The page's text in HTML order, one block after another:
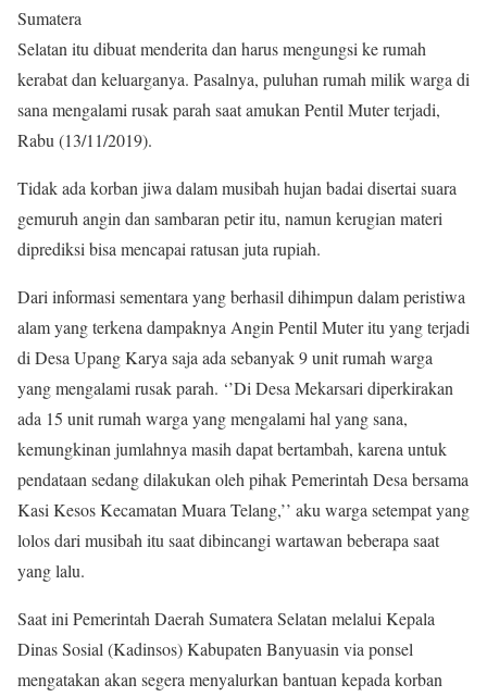
Sumatera
Selatan itu dibuat menderita dan harus mengungsi ke rumah
kerabat dan keluarganya. Pasalnya, puluhan rumah milik warga di
sana mengalami rusak parah saat amukan Pentil Muter terjadi,
Rabu (13/11/2019).
Tidak ada korban jiwa dalam musibah hujan badai disertai suara
gemuruh angin dan sambaran petir itu, namun kerugian materi
diprediksi bisa mencapai ratusan juta rupiah.
Dari informasi sementara yang berhasil dihimpun dalam peristiwa
alam yang terkena dampaknya Angin Pentil Muter itu yang terjadi
di Desa Upang Karya saja ada sebanyak 9 unit rumah warga
yang mengalami rusak parah. ‘’Di Desa Mekarsari diperkirakan
ada 15 unit rumah warga yang mengalami hal yang sana,
kemungkinan jumlahnya masih dapat bertambah, karena untuk
pendataan sedang dilakukan oleh pihak Pemerintah Desa bersama
Kasi Kesos Kecamatan Muara Telang,’’ aku warga setempat yang
lolos dari musibah itu saat dibincangi wartawan beberapa saat
yang lalu.
Saat ini Pemerintah Daerah Sumatera Selatan melalui Kepala
Dinas Sosial (Kadinsos) Kabupaten Banyuasin via ponsel
mengatakan akan segera menyalurkan bantuan kepada korban